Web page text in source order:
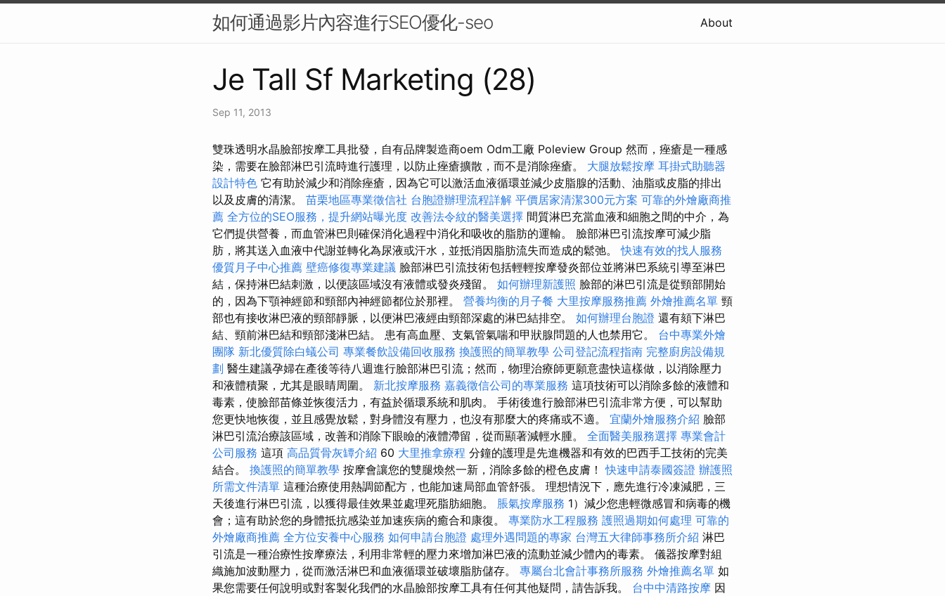
如何通過影片內容進行SEO優化-seo About
Je Tall Sf Marketing (28)
Sep 11, 2013
雙珠透明水晶臉部按摩工具批發，自有品牌製造商oem Odm工廠 Poleview Group 然而，痤瘡是一種感
染，需要在臉部淋巴引流時進行護理，以防止痤瘡擴散，而不是消除痤瘡。 大腿放鬆按摩 耳掛式助聽器
設計特色 它有助於減少和消除痤瘡，因為它可以激活血液循環並減少皮脂腺的活動、油脂或皮脂的排出
以及皮膚的清潔。 苗栗地區專業徵信社 台胞證辦理流程詳解 平價居家清潔300元方案 可靠的外燴廠商推
薦 全方位的SEO服務，提升網站曝光度 改善法令紋的醫美選擇 間質淋巴充當血液和細胞之間的中介，為
它們提供營養，而血管淋巴則確保消化過程中消化和吸收的脂肪的運輸。 臉部淋巴引流按摩可減少脂
肪，將其送入血液中代謝並轉化為尿液或汗水，並抵消因脂肪流失而造成的鬆弛。快速有效的找人服務
優質月子中心推薦 壁癌修復專業建議 臉部淋巴引流技術包括輕輕按摩發炎部位並將淋巴系統引導至淋巴
結，保持淋巴結刺激，以便該區域沒有液體或發炎殘留。 如何辦理新護照 臉部的淋巴引流是從頸部開始
的，因為下顎神經節和頸部內神經節都位於那裡。 營養均衡的月子餐 大里按摩服務推薦 外燴推薦名單 頸
部也有接收淋巴液的頸部靜脈，以便淋巴液經由頸部深處的淋巴結排空。 如何辦理台胞證 還有頦下淋巴
結、頸前淋巴結和頸部淺淋巴結。 患有高血壓、支氣管氣喘和甲狀腺問題的人也禁用它。 台中專業外燴
團隊 新北優質除白蟻公司 專業餐飲設備回收服務 換護照的簡單教學 公司登記流程指南 完整廚房設備規
劃 醫生建議孕婦在產後等待八週進行臉部淋巴引流；然而，物理治療師更願意盡快這樣做，以消除壓力
和液體積聚，尤其是眼睛周圍。 新北按摩服務 嘉義徵信公司的專業服務 這項技術可以消除多餘的液體和
毒素，使臉部苗條並恢復活力，有益於循環系統和肌肉。 手術後進行臉部淋巴引流非常方便，可以幫助
您更快地恢復，並且感覺放鬆，對身體沒有壓力，也沒有那麼大的疼痛或不適。 宜蘭外燴服務介紹 臉部
淋巴引流治療該區域，改善和消除下眼瞼的液體滯留，從而顯著減輕水腫。 全面醫美服務選擇 專業會計
公司服務 這項 高品質骨灰罈介紹 60 大里推拿療程 分鐘的護理是先進機器和有效的巴西手工技術的完美
結合。 換護照的簡單教學 按摩會讓您的雙腿煥然一新，消除多餘的橙色皮膚！快速申請泰國簽證 辦護照
所需文件清單 這種治療使用熱調節配方，也能加速局部血管舒張。 理想情況下，應先進行冷凍減肥，三
天後進行淋巴引流，以獲得最佳效果並處理死脂肪細胞。 脹氣按摩服務 1）減少您患輕微感冒和病毒的機
會；這有助於您的身體抵抗感染並加速疾病的癒合和康復。 專業防水工程服務 護照過期如何處理 可靠的
外燴廠商推薦 全方位安養中心服務 如何申請台胞證 處理外遇問題的專家 台灣五大律師事務所介紹 淋巴
引流是一種治療性按摩療法，利用非常輕的壓力來增加淋巴液的流動並減少體內的毒素。 儀器按摩對組
織施加波動壓力，從而激活淋巴和血液循環並破​​壞脂肪儲存。 專屬台北會計事務所服務 外燴推薦名單 如
果您需要任何說明或對客製化我們的水晶臉部按摩工具有任何其他疑問，請告訴我。 台中中清路按摩 因